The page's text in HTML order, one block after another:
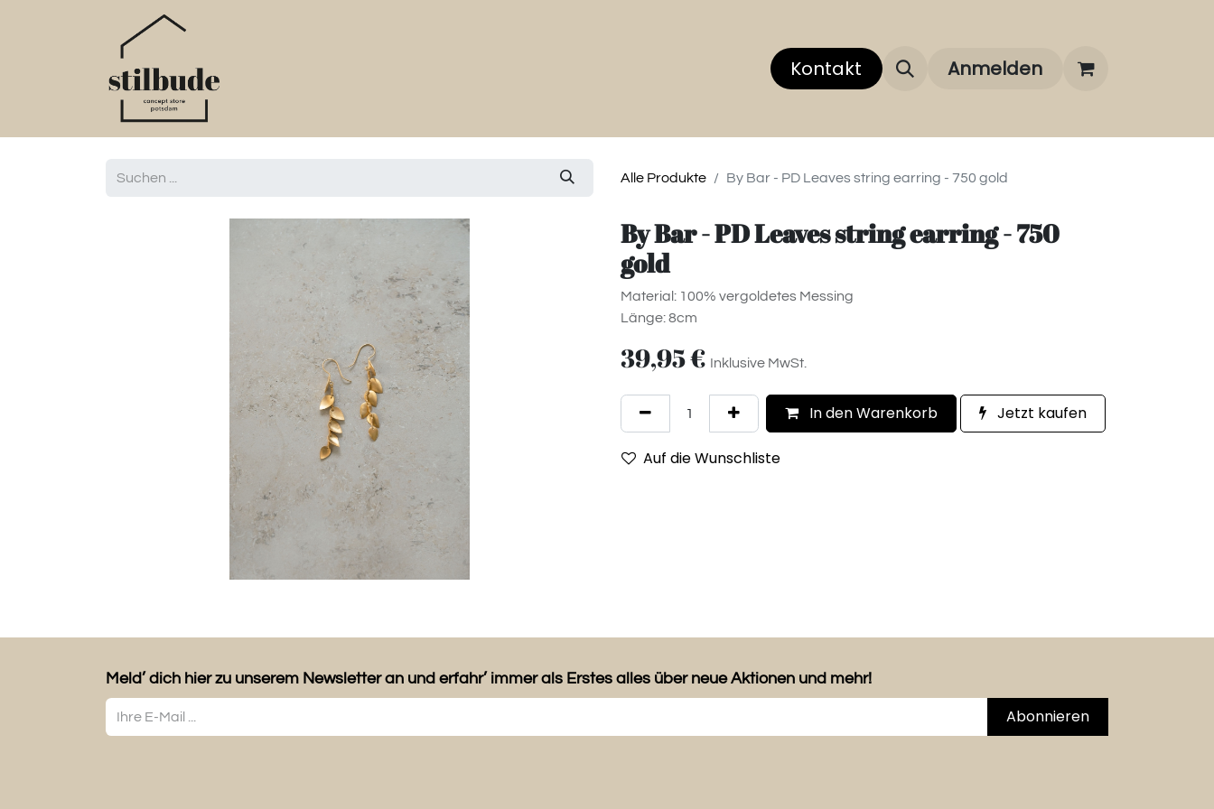
Über uns Über unsere Marken FAQ
Kontakt Anmelden
Alle Produkte By Bar - PD Leaves string earring - 750 gold
By Bar - PD Leaves string earring - 750
gold
Material: 100% vergoldetes Messing
Länge: 8cm
39,95€ Inklusive MwSt.
In den Warenkorb Jetzt kaufen
Auf die Wunschliste
Meld’ dich hier zu unserem Newsletter an und erfahr’ immer als Erstes alles über neue Aktionen und mehr!
Abonnieren